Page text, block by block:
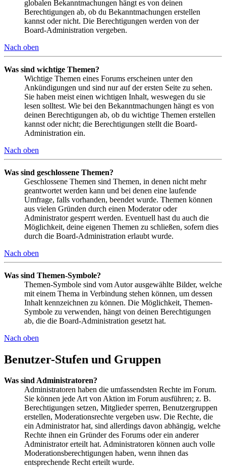
globalen Bekanntmachungen hängt es von deinen
Berechtigungen ab, ob du Bekanntmachungen erstellen
kannst oder nicht. Die Berechtigungen werden von der
Board-Administration vergeben.
Nach oben
Was sind wichtige Themen?
Wichtige Themen eines Forums erscheinen unter den
Ankündigungen und sind nur auf der ersten Seite zu sehen.
Sie haben meist einen wichtigen Inhalt, weswegen du sie
lesen solltest. Wie bei den Bekanntmachungen hängt es von
deinen Berechtigungen ab, ob du wichtige Themen erstellen
kannst oder nicht; die Berechtigungen stellt die Board-
Administration ein.
Nach oben
Was sind geschlossene Themen?
Geschlossene Themen sind Themen, in denen nicht mehr
geantwortet werden kann und bei denen eine laufende
Umfrage, falls vorhanden, beendet wurde. Themen können
aus vielen Gründen durch einen Moderator oder
Administrator gesperrt werden. Eventuell hast du auch die
Möglichkeit, deine eigenen Themen zu schließen, sofern dies
durch die Board-Administration erlaubt wurde.
Nach oben
Was sind Themen-Symbole?
Themen-Symbole sind vom Autor ausgewählte Bilder, welche
mit einem Thema in Verbindung stehen können, um dessen
Inhalt kennzeichnen zu können. Die Möglichkeit, Themen-
Symbole zu verwenden, hängt von deinen Berechtigungen
ab, die die Board-Administration gesetzt hat.
Nach oben
Benutzer-Stufen und Gruppen
Was sind Administratoren?
Administratoren haben die umfassendsten Rechte im Forum.
Sie können jede Art von Aktion im Forum ausführen; z. B.
Berechtigungen setzen, Mitglieder sperren, Benutzergruppen
erstellen, Moderationsrechte vergeben usw. Die Rechte, die
ein Administrator hat, sind allerdings davon abhängig, welche
Rechte ihnen ein Gründer des Forums oder ein anderer
Administrator erteilt hat. Administratoren können auch volle
Moderationsberechtigungen haben, wenn ihnen das
entsprechende Recht erteilt wurde.